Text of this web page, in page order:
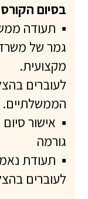
בסיום
▪ תעודה
גמר של
מקצועית.
לעוברים
הממשלתיים.
▪ אישור
גורמה
▪ תעודת
לעוברים